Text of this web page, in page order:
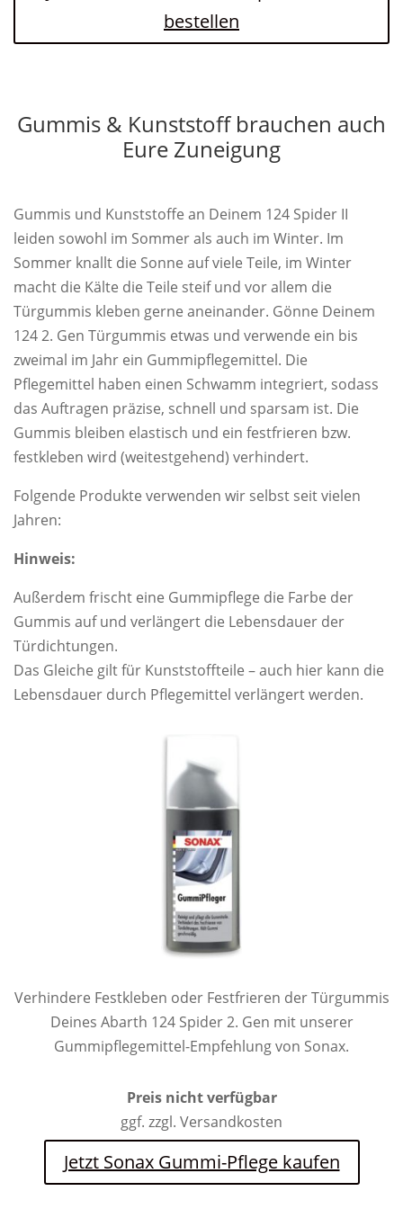
bestellen
Gummis & Kunststoff brauchen auch
Eure Zuneigung
Gummis und Kunststoffe an Deinem 124 Spider II
leiden sowohl im Sommer als auch im Winter. Im
Sommer knallt die Sonne auf viele Teile, im Winter
macht die Kälte die Teile steif und vor allem die
Türgummis kleben gerne aneinander. Gönne Deinem
124 2. Gen Türgummis etwas und verwende ein bis
zweimal im Jahr ein Gummipflegemittel. Die
Pflegemittel haben einen Schwamm integriert, sodass
das Auftragen präzise, schnell und sparsam ist. Die
Gummis bleiben elastisch und ein festfrieren bzw.
festkleben wird (weitestgehend) verhindert.
Folgende Produkte verwenden wir selbst seit vielen
Jahren:
Hinweis:
Außerdem frischt eine Gummipflege die Farbe der
Gummis auf und verlängert die Lebensdauer der
Türdichtungen.
Das Gleiche gilt für Kunststoffteile – auch hier kann die
Lebensdauer durch Pflegemittel verlängert werden.
Verhindere Festkleben oder Festfrieren der Türgummis
Deines Abarth 124 Spider 2. Gen mit unserer
Gummipflegemittel-Empfehlung von Sonax.
Preis nicht verfügbar
ggf. zzgl. Versandkosten
Jetzt Sonax Gummi-Pflege kaufen